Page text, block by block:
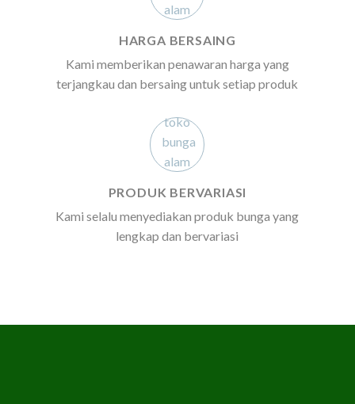
HARGA BERSAING
Kami memberikan penawaran harga yang
terjangkau dan bersaing untuk setiap produk
PRODUK BERVARIASI
Kami selalu menyediakan produk bunga yang
lengkap dan bervariasi